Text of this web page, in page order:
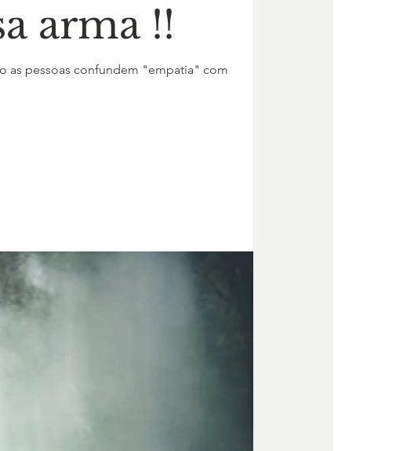
arma !!
as pessoas confundem "empatia" com